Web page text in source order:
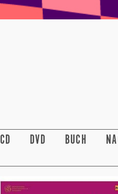
CD DVD BUCH